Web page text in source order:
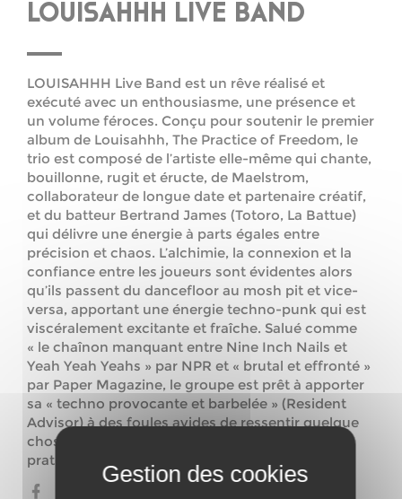
LOUISAHHH LIVE BAND
LOUISAHHH Live Band est un rêve réalisé et
exécuté avec un enthousiasme, une présence et
un volume féroces. Conçu pour soutenir le premier
album de Louisahhh, The Practice of Freedom, le
trio est composé de l’artiste elle-même qui chante,
bouillonne, rugit et éructe, de Maelstrom,
collaborateur de longue date et partenaire créatif,
et du batteur Bertrand James (Totoro, La Battue)
qui délivre une énergie à parts égales entre
précision et chaos. L’alchimie, la connexion et la
confiance entre les joueurs sont évidentes alors
qu’ils passent du dancefloor au mosh pit et vice-
versa, apportant une énergie techno-punk qui est
viscéralement excitante et fraîche. Salué comme
« le chaînon manquant entre Nine Inch Nails et
Yeah Yeah Yeahs » par NPR et « brutal et effronté »
par Paper Magazine, le groupe est prêt à apporter
sa « techno provocante et barbelée » (Resident
Advisor) à des foules avides de ressentir quelque
chose de réel alors que nous recommençons à
pratiquer la liberté ensemble.